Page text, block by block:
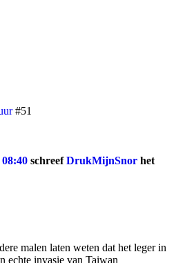
#51
schreefDrukMijnSnor het
malen laten weten dat het leger in
echte invasie van Taiwan